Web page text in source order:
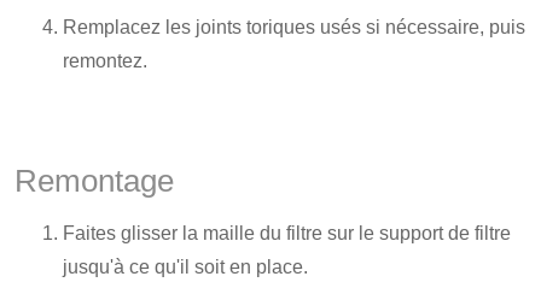
Remplacez les joints toriques usés si nécessaire, puis
remontez.
Remontage
Faites glisser la maille du filtre sur le support de filtre
jusqu'à ce qu'il soit en place.